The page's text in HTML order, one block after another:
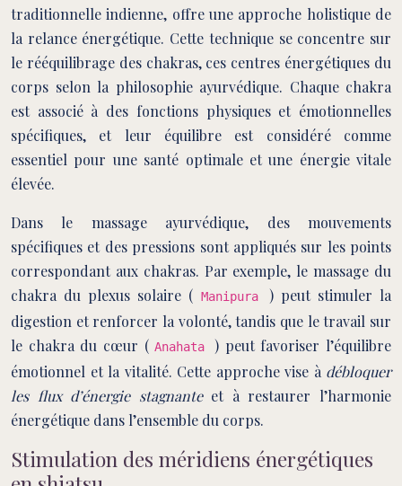
traditionnelle indienne, offre une approche holistique de
la relance énergétique. Cette technique se concentre sur
le rééquilibrage des chakras, ces centres énergétiques du
corps selon la philosophie ayurvédique. Chaque chakra
est associé à des fonctions physiques et émotionnelles
spécifiques, et leur équilibre est considéré comme
essentiel pour une santé optimale et une énergie vitale
élevée.
Dans le massage ayurvédique, des mouvements
spécifiques et des pressions sont appliqués sur les points
correspondant aux chakras. Par exemple, le massage du
chakra du plexus solaire ( Manipura ) peut stimuler la
digestion et renforcer la volonté, tandis que le travail sur
le chakra du cœur (Anahata ) peut favoriser l’équilibre
émotionnel et la vitalité. Cette approche vise à débloquer
les flux d’énergie stagnante et à restaurer l’harmonie
énergétique dans l’ensemble du corps.
Stimulation des méridiens énergétiques